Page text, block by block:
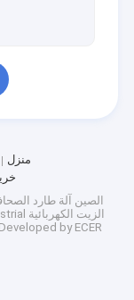
منزل
الصين آلة طارد
الزيت الكهربائية supplier.
by ECER